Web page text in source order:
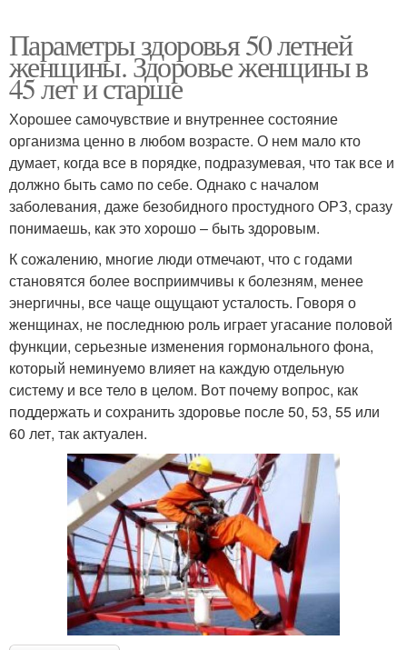
Параметры здоровья 50 летней
женщины. Здоровье женщины в
45 лет и старше
Хорошее самочувствие и внутреннее состояние
организма ценно в любом возрасте. О нем мало кто
думает, когда все в порядке, подразумевая, что так все и
должно быть само по себе. Однако с началом
заболевания, даже безобидного простудного ОРЗ, сразу
понимаешь, как это хорошо – быть здоровым.
К сожалению, многие люди отмечают, что с годами
становятся более восприимчивы к болезням, менее
энергичны, все чаще ощущают усталость. Говоря о
женщинах, не последнюю роль играет угасание половой
функции, серьезные изменения гормонального фона,
который неминуемо влияет на каждую отдельную
систему и все тело в целом. Вот почему вопрос, как
поддержать и сохранить здоровье после 50, 53, 55 или
60 лет, так актуален.